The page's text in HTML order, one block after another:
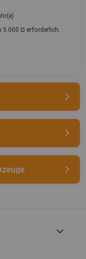
5.000 ¤ erforderlich.